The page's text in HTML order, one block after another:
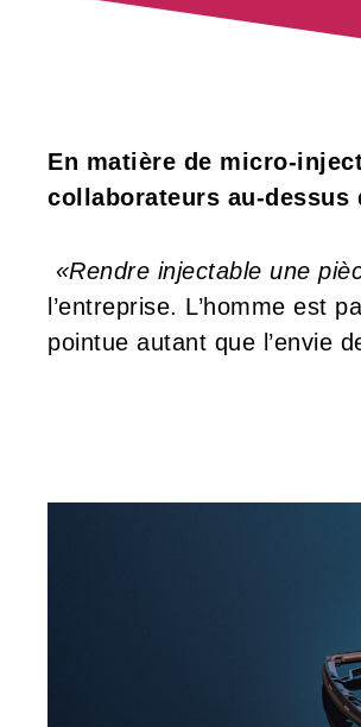
En matière de micro-
collaborateurs au-dessus
«Rendre injectable une
l’entreprise. L’homme est
pointue autant que l’envie